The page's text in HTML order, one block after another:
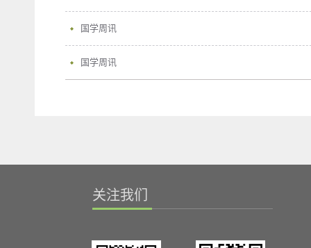
国学周讯
国学周讯
关注我们